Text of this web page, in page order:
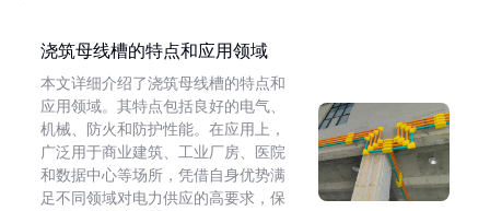
浇筑母线槽的特点和应用领域
本文详细介绍了浇筑母线槽的特点和
应用领域。其特点包括良好的电气、
机械、防火和防护性能。在应用上，
广泛用于商业建筑、工业厂房、医院
和数据中心等场所，凭借自身优势满
足不同领域对电力供应的高要求，保